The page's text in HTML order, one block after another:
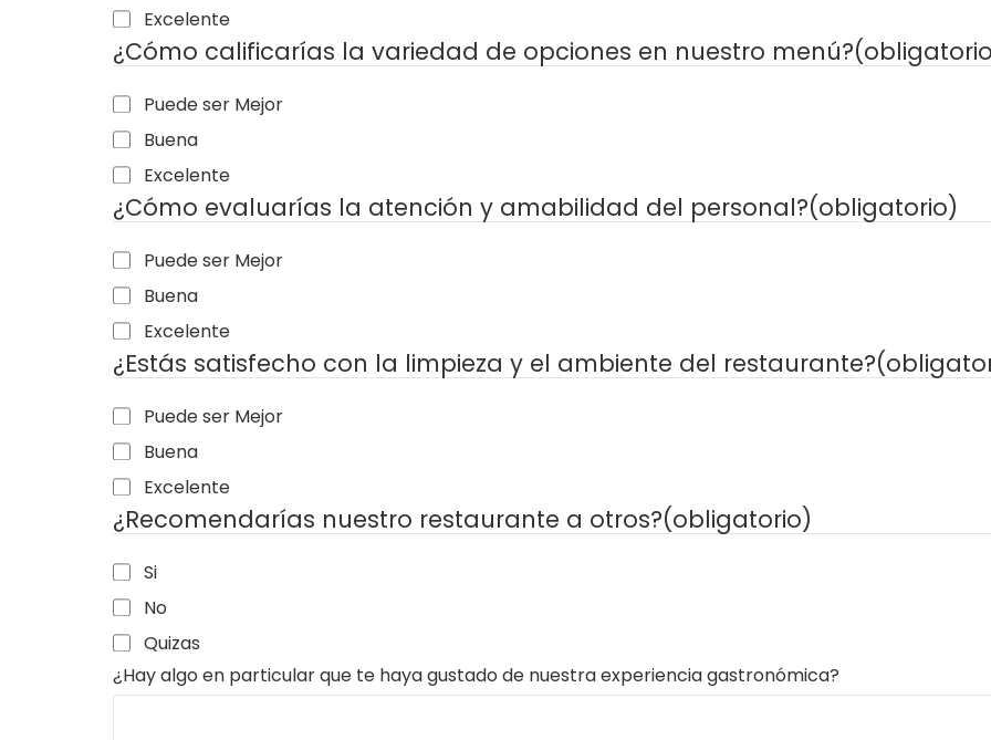
Excelente
¿Cómo calificarías la variedad de opciones en nuestro menú?
Puede ser Mejor
Buena
Excelente
¿Cómo evaluarías la atención y amabilidad del personal?(obligatorio)
Puede ser Mejor
Buena
Excelente
¿Estás satisfecho con la limpieza y el ambiente del restaurante?
Puede ser Mejor
Buena
Excelente
¿Recomendarías nuestro restaurante a otros?(obligatorio)
Si
No
Quizas
¿Hay algo en particular que te haya gustado de nuestra experiencia gastronómica?